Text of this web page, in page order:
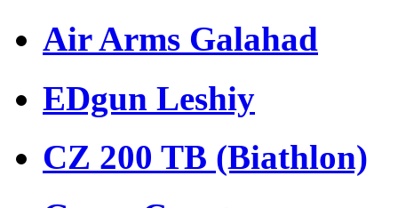
Air Arms Galahad
EDgun Leshiy
CZ 200 TB (Biathlon)